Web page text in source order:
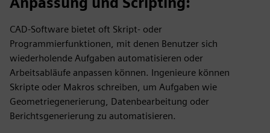
CAD-Software bietet oft Skript- oder
Programmierfunktionen, mit denen Benutzer sich
wiederholende Aufgaben automatisieren oder
Arbeitsabläufe anpassen können. Ingenieure können
Skripte oder Makros schreiben, um Aufgaben wie
Geometriegenerierung, Datenbearbeitung oder
Berichtsgenerierung zu automatisieren.